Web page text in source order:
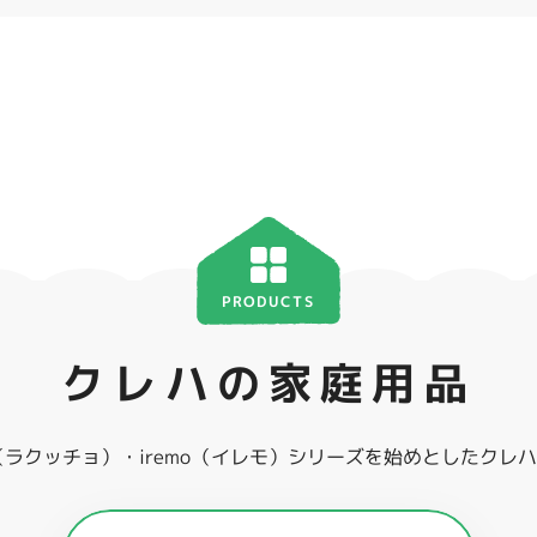
PRODUCTS
クレハの家庭用品
クッチョ）・iremo（イレモ）シリーズを始めとしたクレ